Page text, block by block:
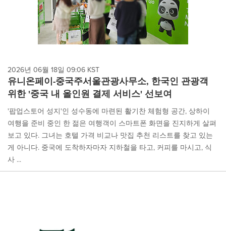
2026년 06월 18일 09:06 KST
유니온페이-중국주서울관광사무소, 한국인 관광객
위한 '중국 내 올인원 결제 서비스' 선보여
'팝업스토어 성지'인 성수동에 마련된 활기찬 체험형 공간, 상하이
여행을 준비 중인 한 젊은 여행객이 스마트폰 화면을 진지하게 살펴
보고 있다. 그녀는 호텔 가격 비교나 맛집 추천 리스트를 찾고 있는
게 아니다. 중국에 도착하자마자 지하철을 타고, 커피를 마시고, 식
사 ...